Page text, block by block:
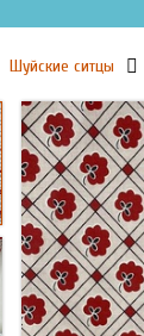
Шуйские ситцы